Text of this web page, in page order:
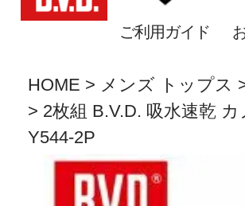
ご利用ガイド
HOME メンズ トップス
2枚組 B.V.D. 吸水速乾
Y544-2P